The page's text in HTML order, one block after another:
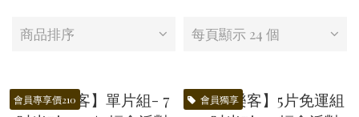
商品排序 每頁顯示 24 個
會員專享價210 會員獨享